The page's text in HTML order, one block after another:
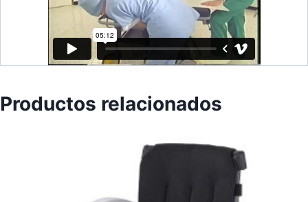
Productos relacionados